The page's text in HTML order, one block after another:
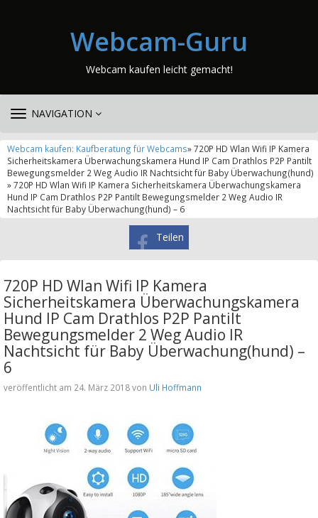
Webcam-Guru
Webcam kaufen leicht gemacht!
TOGGLE
NAVIGATION
Webcam kaufen: Kaufberatung für Webcams» 720P HD Wlan Wifi IP Kamera
Sicherheitskamera Überwachungskamera Hund IP Cam Drathlos P2P Pantilt
Bewegungsmelder 2 Weg Audio IR Nachtsicht für Baby Überwachung(hund)
» 720P HD Wlan Wifi IP Kamera Sicherheitskamera Überwachungskamera
Hund IP Cam Drathlos P2P Pantilt Bewegungsmelder 2 Weg Audio IR
Nachtsicht für Baby Überwachung(hund) – 6
Teilen
720P HD Wlan Wifi IP Kamera
Sicherheitskamera Überwachungskamera
Hund IP Cam Drathlos P2P Pantilt
Bewegungsmelder 2 Weg Audio IR
Nachtsicht für Baby Überwachung(hund) –
6
veröffentlicht am 24. März 2018 von Uli Hoffmann